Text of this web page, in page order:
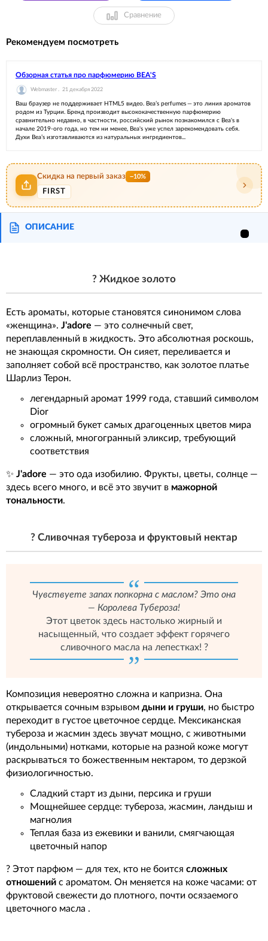
Сравнение
Рекомендуем посмотреть
Обзорная статья про парфюмерию BEA'S
Webmaster . 21 декабря 2022
Ваш браузер не поддерживает HTML5 видео. Bea’s perfumes — это линия ароматов
родом из Турции. Бренд производит высококачественную парфюмерию
сравнительно недавно, в частности, российский рынок познакомился с Bea's в
начале 2019-ого года, но тем ни менее, Bea's уже успел зарекомендовать себя.
Духи Bea’s изготавливаются из натуральных ингредиентов...
Скидка на первый заказ −10%
FIRST
ОПИСАНИЕ
? Жидкое золото
Есть ароматы, которые становятся синонимом слова
«женщина». J'adore — это солнечный свет,
переплавленный в жидкость. Это абсолютная роскошь,
не знающая скромности. Он сияет, переливается и
заполняет собой всё пространство, как золотое платье
Шарлиз Терон.
легендарный аромат 1999 года, ставший символом
Dior
огромный букет самых драгоценных цветов мира
сложный, многогранный эликсир, требующий
соответствия
✨ J'adore — это ода изобилию. Фрукты, цветы, солнце —
здесь всего много, и всё это звучит в мажорной
тональности.
? Сливочная тубероза и фруктовый нектар
Чувствуете запах попкорна с маслом? Это она
— Королева Тубероза!
Этот цветок здесь настолько жирный и
насыщенный, что создает эффект горячего
сливочного масла на лепестках! ?
Композиция невероятно сложна и капризна. Она
открывается сочным взрывом дыни и груши, но быстро
переходит в густое цветочное сердце. Мексиканская
тубероза и жасмин здесь звучат мощно, с животными
(индольными) нотками, которые на разной коже могут
раскрываться то божественным нектаром, то дерзкой
физиологичностью.
Сладкий старт из дыни, персика и груши
Мощнейшее сердце: тубероза, жасмин, ландыш и
магнолия
Теплая база из ежевики и ванили, смягчающая
цветочный напор
? Этот парфюм — для тех, кто не боится сложных
отношений с ароматом. Он меняется на коже часами: от
фруктовой свежести до плотного, почти осязаемого
цветочного масла .